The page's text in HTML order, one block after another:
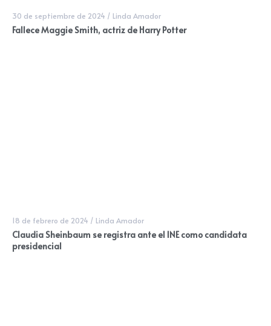
30 de septiembre de 2024 / Linda Amador
Fallece Maggie Smith, actriz de Harry Potter
18 de febrero de 2024 / Linda Amador
Claudia Sheinbaum se registra ante el INE como candidata
presidencial